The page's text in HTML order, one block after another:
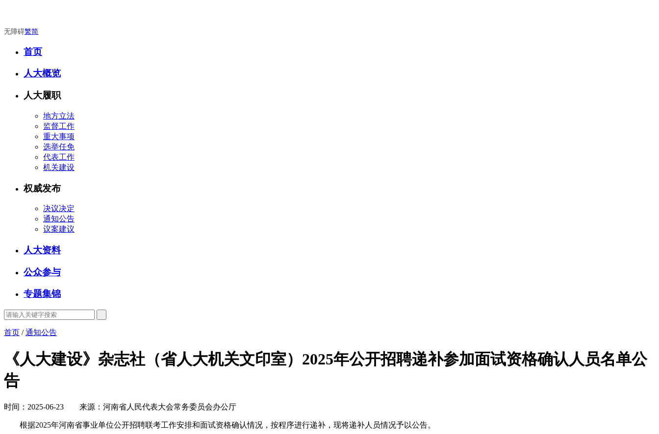
无障碍繁简
首页
人大概览
人大履职
地方立法
监督工作
重大事项
选举任免
代表工作
机关建设
权威发布
决议决定
通知公告
议案建议
人大资料
公众参与
专题集锦
首页 /通知公告
《人大建设》杂志社（省人大机关文印室）2025年公开招聘递补参加面试资格确认人员名单公
告
时间：2025-06-23 来源：河南省人民代表大会常务委员会办公厅
根据2025年河南省事业单位公开招聘联考工作安排和面试资格确认情况，按程序进行递补，现将递补人员情况予以公告。